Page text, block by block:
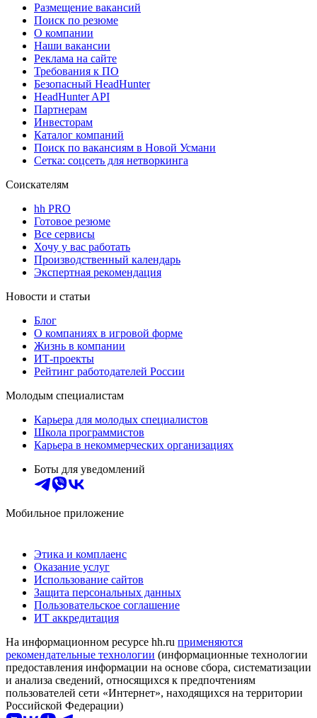
Размещение вакансий
Поиск по резюме
О компании
Наши вакансии
Реклама на сайте
Требования к ПО
Безопасный HeadHunter
HeadHunter API
Партнерам
Инвесторам
Каталог компаний
Поиск по вакансиям в Новой Усмани
Сетка: соцсеть для нетворкинга
Соискателям
hh PRO
Готовое резюме
Все сервисы
Хочу у вас работать
Производственный календарь
Экспертная рекомендация
Новости и статьи
Блог
О компаниях в игровой форме
Жизнь в компании
ИТ-проекты
Рейтинг работодателей России
Молодым специалистам
Карьера для молодых специалистов
Школа программистов
Карьера в некоммерческих организациях
Боты для уведомлений
Мобильное приложение
Этика и комплаенс
Оказание услуг
Использование сайтов
Защита персональных данных
Пользовательское соглашение
ИТ аккредитация
На информационном ресурсе hh.ru применяются
рекомендательные технологии (информационные технологии
предоставления информации на основе сбора, систематизации
и анализа сведений, относящихся к предпочтениям
пользователей сети «Интернет», находящихся на территории
Российской Федерации)